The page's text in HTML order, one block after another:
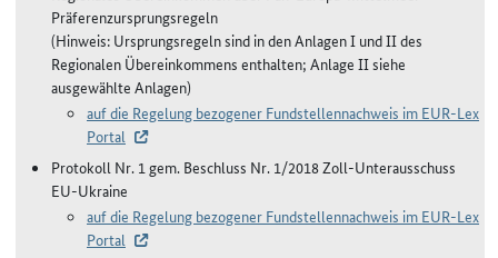
Präferenzursprungsregeln
(Hinweis: Ursprungsregeln sind in den Anlagen I und II des
Regionalen Übereinkommens enthalten; Anlage II siehe
ausgewählte Anlagen)
auf die Regelung bezogener Fundstellennachweis im EUR-Lex
Portal
Protokoll Nr. 1 gem. Beschluss Nr. 1/2018 Zoll-Unterausschuss
EU-Ukraine
auf die Regelung bezogener Fundstellennachweis im EUR-Lex
Portal